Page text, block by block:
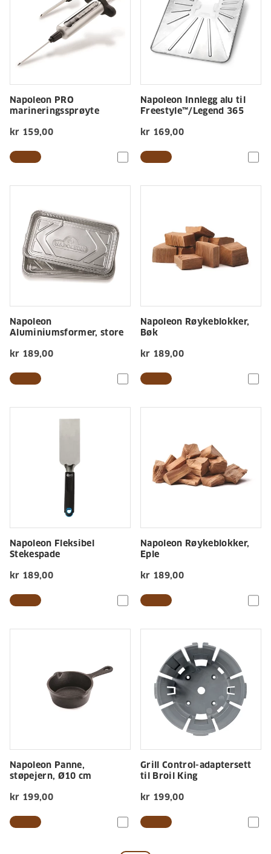
Napoleon PRO
marineringssprøyte
kr 159,00
Napoleon Innlegg alu til
Freestyle™/Legend 365
kr 169,00
Napoleon
Aluminiumsformer, store
kr 189,00
Napoleon Røykeblokker,
Bøk
kr 189,00
Napoleon Fleksibel
Stekespade
kr 189,00
Napoleon Røykeblokker,
Eple
kr 189,00
Napoleon Panne,
støpejern, Ø10 cm
kr 199,00
Grill Control-adaptersett
til Broil King
kr 199,00